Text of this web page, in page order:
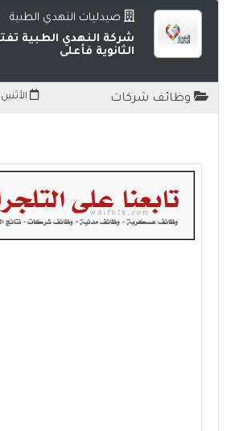
صيدليات النهدي الطبية
شركة النهدي الطبية
الثانوية فأعلى
وظائف شركات الأثنين ١٤٤٧/١١/٣٠ هـ